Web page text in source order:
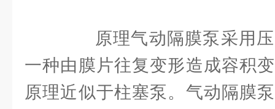
原理气动隔膜泵采用压
一种由膜片往复变形造成容积
原理近似于柱塞泵。气动隔膜